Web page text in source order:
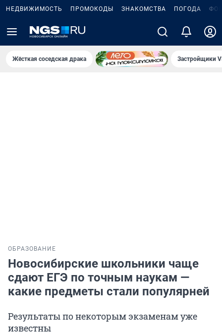
НЕДВИЖИМОСТЬ ПРОМОКОДЫ ЗНАКОМСТВА ПОГОДА
Жёсткая соседская драка Застройщики
ОБРАЗОВАНИЕ
Новосибирские школьники чаще
сдают ЕГЭ по точным наукам —
какие предметы стали популярней
Результаты по некоторым экзаменам уже
известны